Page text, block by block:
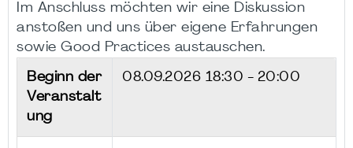
Im Anschluss möchten wir eine Diskussion
anstoßen und uns über eigene Erfahrungen
sowie Good Practices austauschen.
Beginn der
Veranstalt
ung
08.09.2026 18:30 - 20:00